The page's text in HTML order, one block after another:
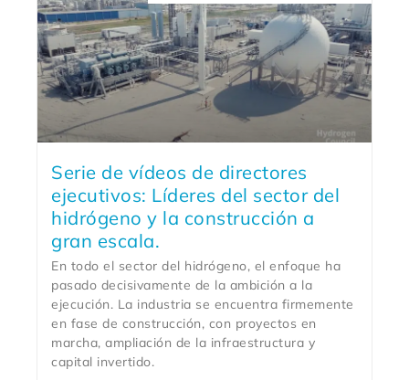
Serie de vídeos de directores
ejecutivos: Líderes del sector del
hidrógeno y la construcción a
gran escala.
En todo el sector del hidrógeno, el enfoque ha
pasado decisivamente de la ambición a la
ejecución. La industria se encuentra firmemente
en fase de construcción, con proyectos en
marcha, ampliación de la infraestructura y
capital invertido.